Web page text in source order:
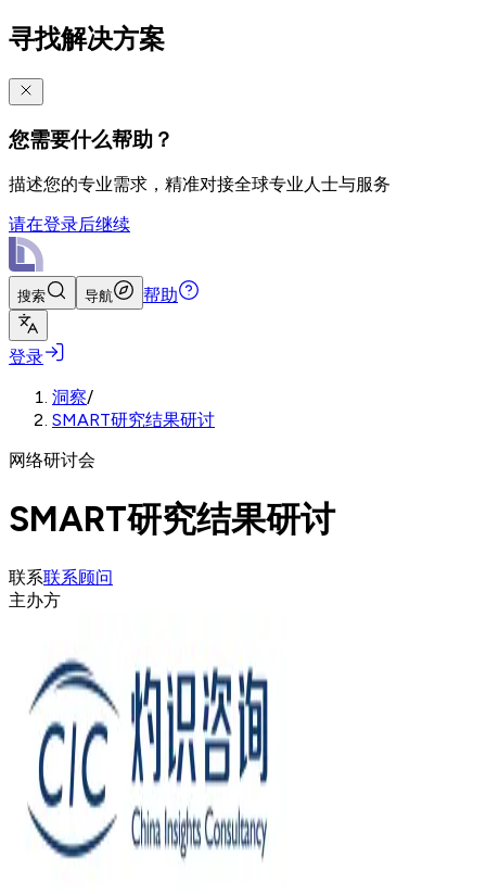
寻找解决方案
您需要什么帮助？
描述您的专业需求，精准对接全球专业人士与服务
请在登录后继续
搜索 导航 帮助
登录
洞察/
SMART研究结果研讨
网络研讨会
SMART研究结果研讨
联系联系顾问
主办方